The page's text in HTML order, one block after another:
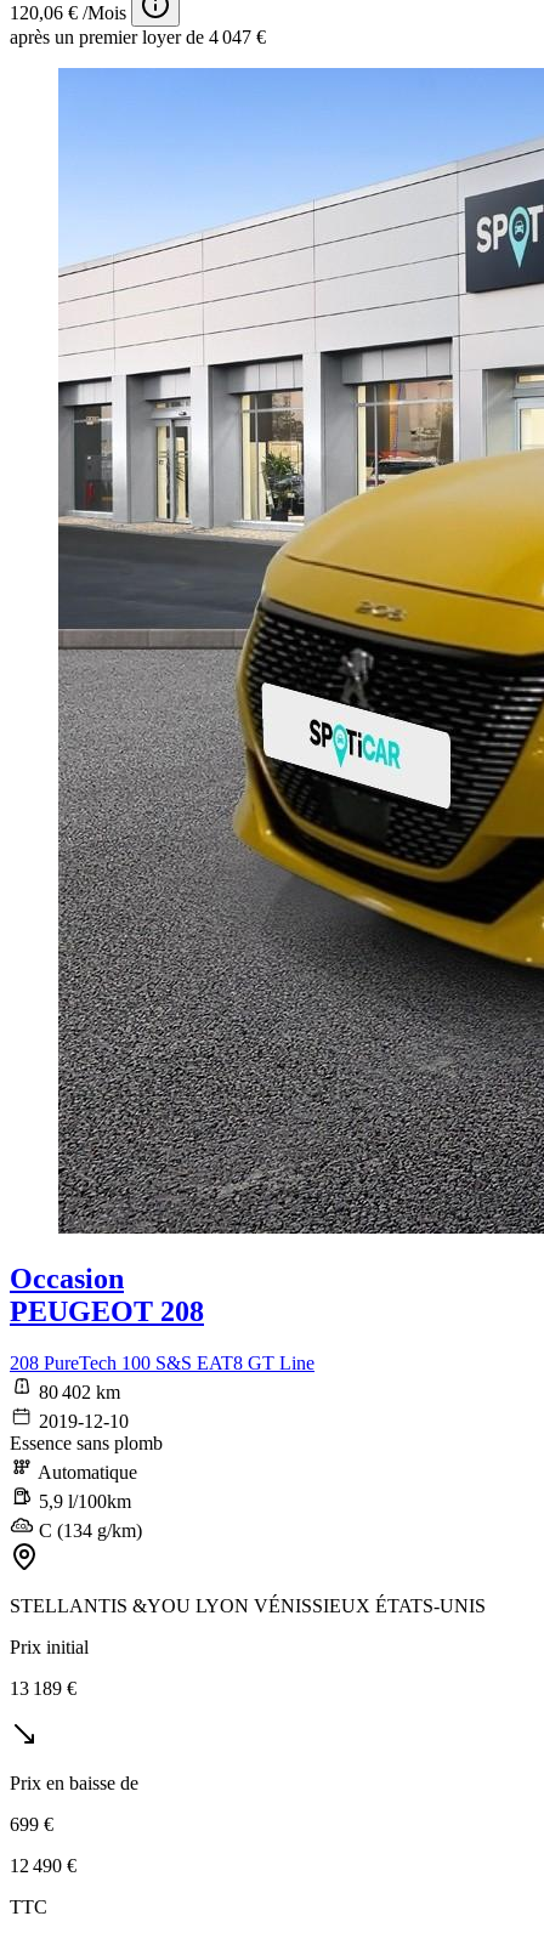
120,06 € /Mois
après un premier loyer de 4 047 €
Occasion
PEUGEOT 208
208 PureTech 100 S&S EAT8 GT Line
80 402 km
2019-12-10
Essence sans plomb
Automatique
5,9 l/100km
C (134 g/km)
STELLANTIS &YOU LYON VÉNISSIEUX ÉTATS-UNIS
Prix initial
13 189 €
Prix en baisse de
699 €
12 490 €
TTC